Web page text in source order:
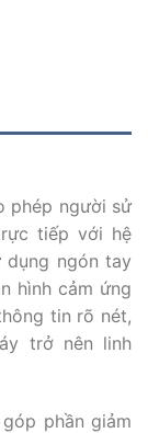
phép người sử
tiếp với hệ
ngón tay
hình cảm ứng
tin rõ nét,
trở nên linh
phần giảm